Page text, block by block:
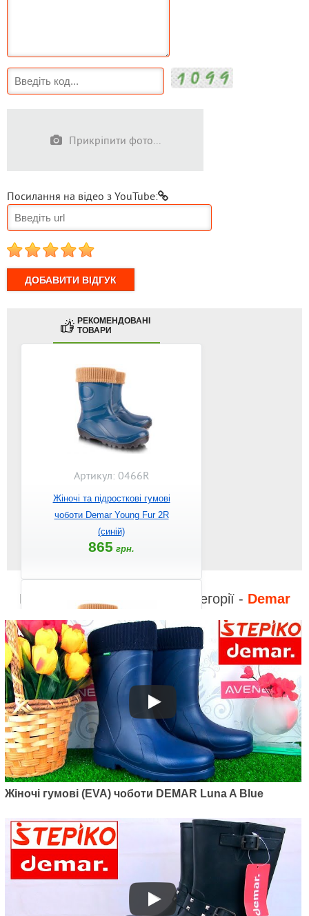
Прикріпити фото...
Посилання на відео з YouTube:
1 2 3 4 5
РЕКОМЕНДОВАНІ
ТОВАРИ
Артикул: 0466R
Жіночі та підросткові гумові
чоботи Demar Young Fur 2R
(синій)
865 грн.
Артикул: 0466BR
Жіночі та підросткові гумові
чоботи Demar Young Fur 2R
(зелений)
865грн.
Відео до інших товарів з категорії - Demar
Жіночі гумові (EVA) чоботи DEMAR Luna A Blue